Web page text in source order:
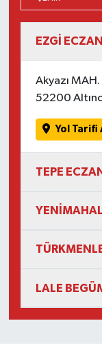
EZGİ
Akyazı
52200
Yol Tarifi
TEPE
LALE